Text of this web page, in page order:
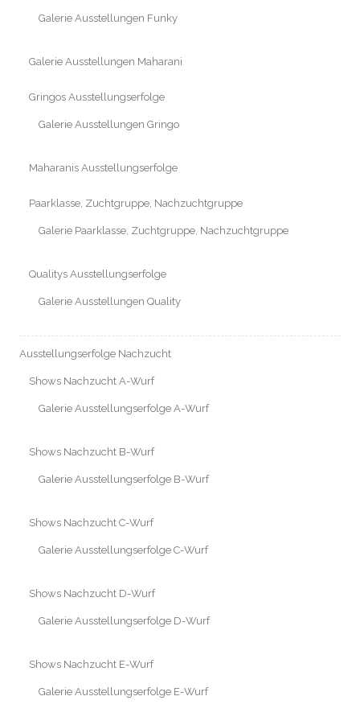
Galerie Ausstellungen Funky
Galerie Ausstellungen Maharani
Gringos Ausstellungserfolge
Galerie Ausstellungen Gringo
Maharanis Ausstellungserfolge
Paarklasse, Zuchtgruppe, Nachzuchtgruppe
Galerie Paarklasse, Zuchtgruppe, Nachzuchtgruppe
Qualitys Ausstellungserfolge
Galerie Ausstellungen Quality
Ausstellungserfolge Nachzucht
Shows Nachzucht A-Wurf
Galerie Ausstellungserfolge A-Wurf
Shows Nachzucht B-Wurf
Galerie Ausstellungserfolge B-Wurf
Shows Nachzucht C-Wurf
Galerie Ausstellungserfolge C-Wurf
Shows Nachzucht D-Wurf
Galerie Ausstellungserfolge D-Wurf
Shows Nachzucht E-Wurf
Galerie Ausstellungserfolge E-Wurf